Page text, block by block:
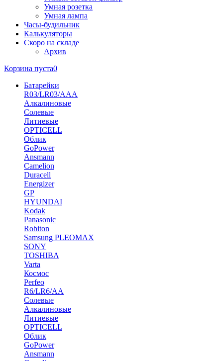
Умная розетка
Умная лампа
Часы-будильник
Калькуляторы
Скоро на складе
Архив
Корзина пуста0
Батарейки
R03/LR03/AAA
Алкалиновые
Солевые
Литиевые
OPTICELL
Облик
GoPower
Ansmann
Camelion
Duracell
Energizer
GP
HYUNDAI
Kodak
Panasonic
Robiton
Samsung PLEOMAX
SONY
TOSHIBA
Varta
Космос
Perfeo
R6/LR6/AA
Солевые
Алкалиновые
Литиевые
OPTICELL
Облик
GoPower
Ansmann